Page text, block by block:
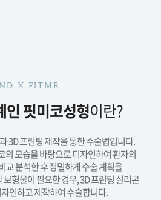
X FITME
인 핏미코성형이란?
3D 프린팅 제작을 통한 수술법입니다.
의 모습을 바탕으로 디자인하여 환자의
교 분석한 후 정밀하게 수술 계획을
보형물이 필요한 경우,3D 프린팅 실리콘
인하고 제작하여 수술합니다.